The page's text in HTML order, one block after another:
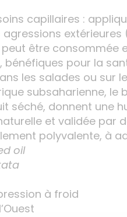
capillaires :
peut être consommée
pour la
les salades ou sur
subsaharienne,
séché, donnent une
et validée
polyvalente, à
oil
à froid